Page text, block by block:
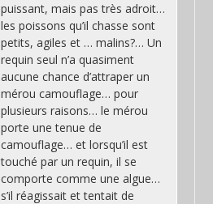
puissant, mais pas très adroit…
les poissons qu’il chasse sont
petits, agiles et … malins?… Un
requin seul n’a quasiment
aucune chance d’attraper un
mérou camouflage… pour
plusieurs raisons… le mérou
porte une tenue de
camouflage… et lorsqu’il est
touché par un requin, il se
comporte comme une algue…
s’il réagissait et tentait de